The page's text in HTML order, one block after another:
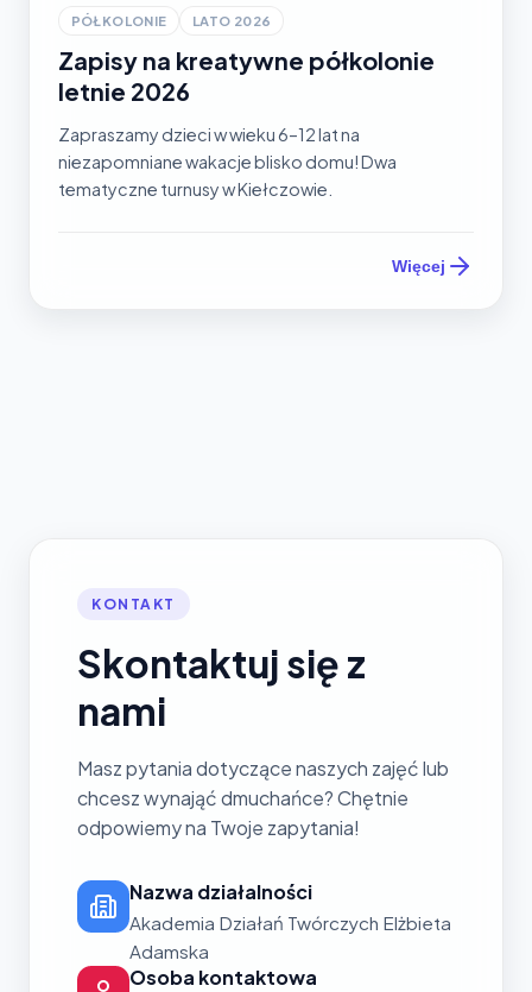
PÓŁKOLONIE LATO 2026
Zapisy na kreatywne półkolonie
letnie 2026
Zapraszamy dzieci w wieku 6–12 lat na
niezapomniane wakacje blisko domu! Dwa
tematyczne turnusy w Kiełczowie.
Więcej
KONTAKT
Skontaktuj się z
nami
Masz pytania dotyczące naszych zajęć lub
chcesz wynająć dmuchańce? Chętnie
odpowiemy na Twoje zapytania!
Nazwa działalności
Akademia Działań Twórczych Elżbieta
Adamska
Osoba kontaktowa